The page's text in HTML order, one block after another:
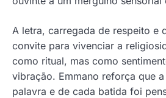
A letra, carregada de respeito e
convite para vivenciar a
como ritual, mas como
vibração. Emmano reforça que
palavra e de cada batida foi